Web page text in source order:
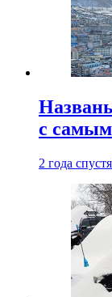
с
2 года спустя